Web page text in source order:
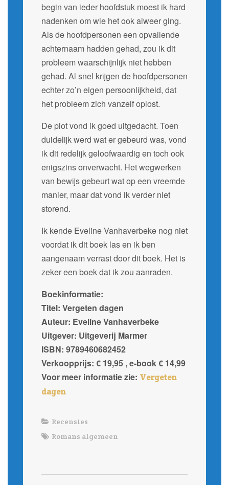
begin van ieder hoofdstuk moest ik hard
nadenken om wie het ook alweer ging.
Als de hoofdpersonen een opvallende
achternaam hadden gehad, zou ik dit
probleem waarschijnlijk niet hebben
gehad. Al snel krijgen de hoofdpersonen
echter zo’n eigen persoonlijkheid, dat
het probleem zich vanzelf oplost.
De plot vond ik goed uitgedacht. Toen
duidelijk werd wat er gebeurd was, vond
ik dit redelijk geloofwaardig en toch ook
enigszins onverwacht. Het wegwerken
van bewijs gebeurt wat op een vreemde
manier, maar dat vond ik verder niet
storend.
Ik kende Eveline Vanhaverbeke nog niet
voordat ik dit boek las en ik ben
aangenaam verrast door dit boek. Het is
zeker een boek dat ik zou aanraden.
Boekinformatie:
Titel: Vergeten dagen
Auteur: Eveline Vanhaverbeke
Uitgever: Uitgeverij Marmer
ISBN: 9789460682452
Verkoopprijs: € 19,95 , e-book € 14,99
Voor meer informatie zie: Vergeten
dagen
Recensies
Romans algemeen